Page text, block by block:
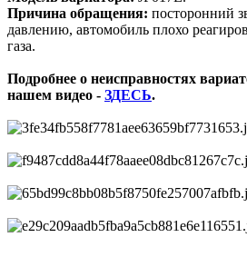
Причина обращения: посторонний
давлению, автомобиль плохо
газа.
Подробнее о неисправностях
нашем видео - ЗДЕСЬ.